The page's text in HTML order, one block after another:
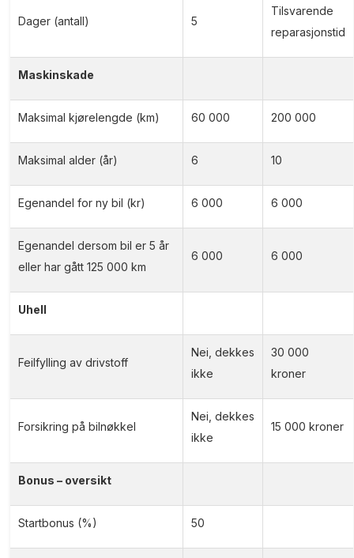
Dager (antall) 5
Tilsvarende
reparasjonstid
Maskinskade
Maksimal kjørelengde (km) 60 000 200 000
Maksimal alder (år) 6 10
Egenandel for ny bil (kr) 6 000 6 000
Egenandel dersom bil er 5 år
eller har gått 125 000 km
6 000 6 000
Uhell
Feilfylling av drivstoff
Nei, dekkes
ikke
30 000
kroner
Forsikring på bilnøkkel
Nei, dekkes
ikke
15 000 kroner
Bonus – oversikt
Startbonus (%) 50